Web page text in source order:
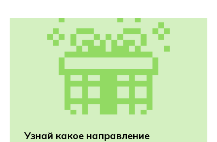
Узнай какое направление